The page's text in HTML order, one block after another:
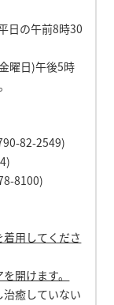
午前8時30
)午後5時
82-2549)
着用してくださ
開けます。
癒していない